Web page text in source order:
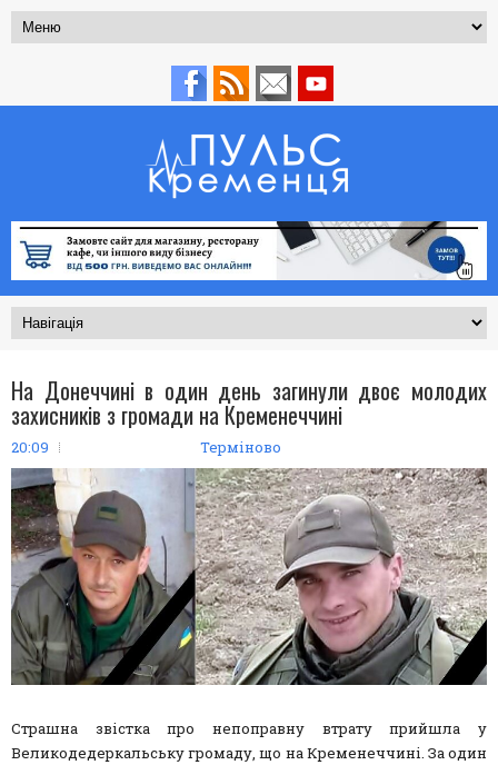
На Донеччині в один день загинули двоє молодих
захисників з громади на Кременеччині
20:09 Терміново
Страшна звістка про непоправну втрату прийшла у
Великодедеркальську громаду, що на Кременеччині. За один